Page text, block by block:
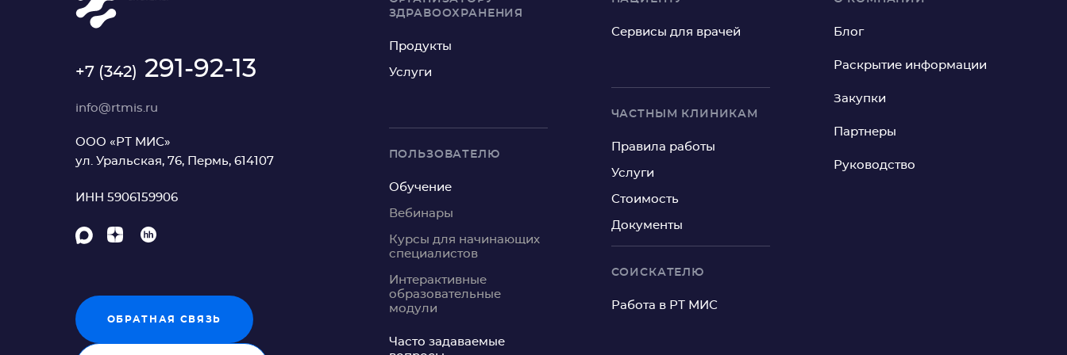
ЗДРАВООХРАНЕНИЯ
Продукты
Услуги
ПОЛЬЗОВАТЕЛЮ
Обучение
Вебинары
Курсы для начинающих
специалистов
Интерактивные
образовательные
модули
Часто задаваемые
Сервисы для врачей
ЧАСТНЫМ КЛИНИКАМ
Правила работы
Услуги
Стоимость
Документы
СОИСКАТЕЛЮ
Работа в РТ МИС
Блог
Раскрытие информации
Закупки
Партнеры
Руководство
+7 (342) 291-92-13
info@rtmis.ru
ООО «РТ МИС»
ул. Уральская, 76, Пермь, 614107
ИНН 5906159906
ОБРАТНАЯ СВЯЗЬ